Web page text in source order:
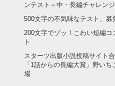
ンテスト～中・長編チャレン
500文字の不気味なテスト、募
200文字でゾッ！こわい短編コ
ト
スターツ出版小説投稿サイト
「1話からの長編大賞」野いち
場